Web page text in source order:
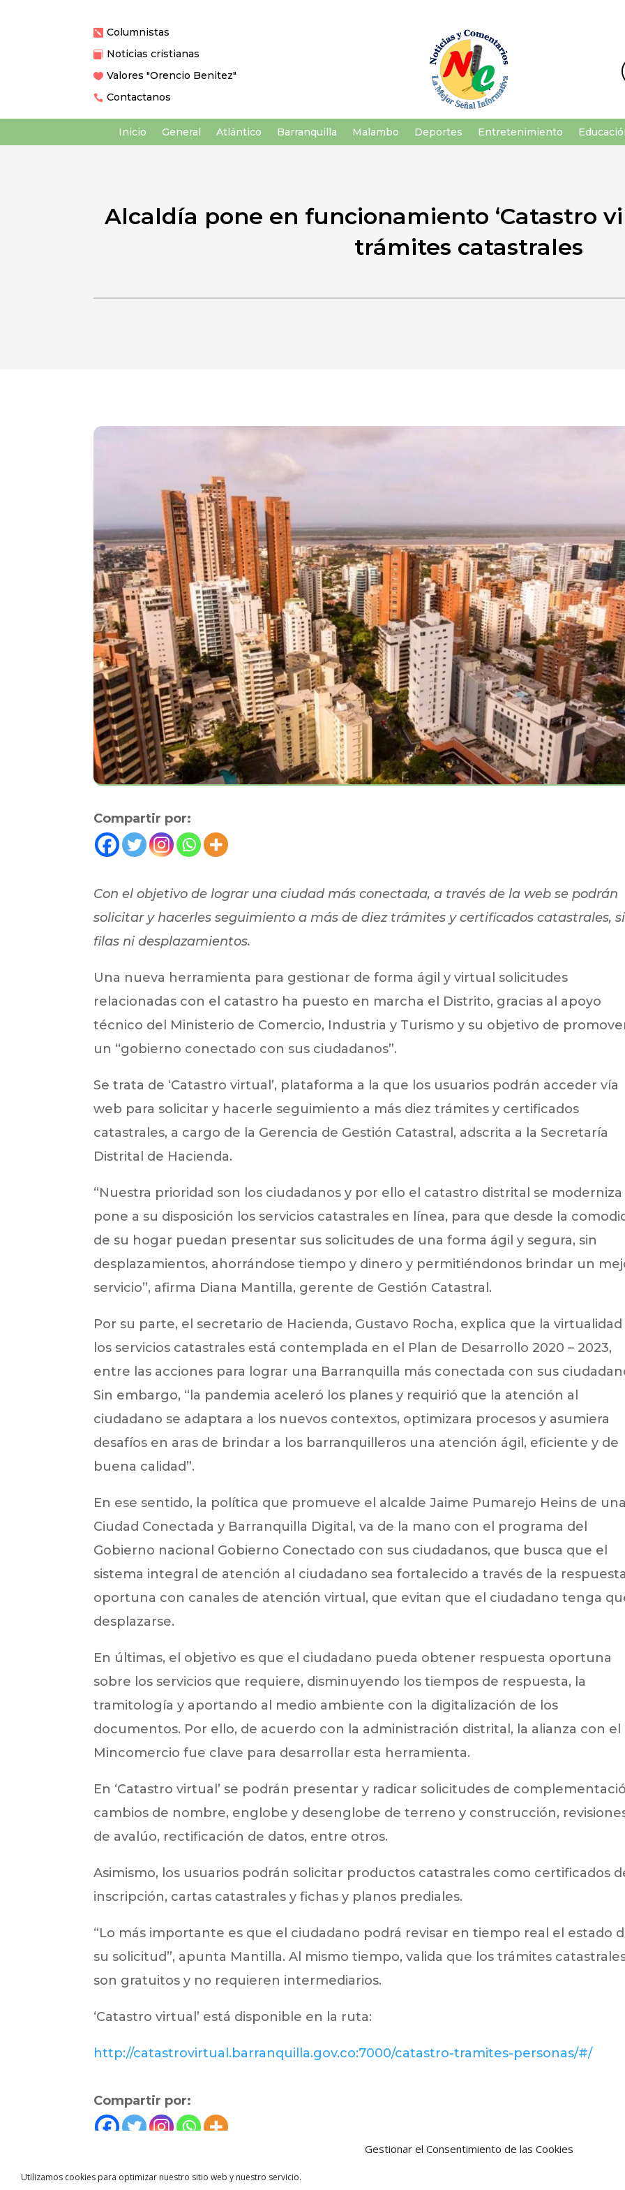
Gestionar el Consentimiento de las Cookies
Utilizamos cookies para optimizar nuestro sitio web y nuestro servicio.
 Columnistas
 Noticias cristianas
 Valores "Orencio Benitez"
 Contactanos
Inicio General Atlántico Barranquilla Malambo Deportes Entretenimiento
Alcaldía pone en funcionamiento ‘Catastro
trámites catastrales
Compartir por:
Con el objetivo de lograr una ciudad más conectada, a través de la web se podrán
solicitar y hacerles seguimiento a más de diez trámites y certificados catastrales,
filas ni desplazamientos.
Una nueva herramienta para gestionar de forma ágil y virtual solicitudes
relacionadas con el catastro ha puesto en marcha el Distrito, gracias al apoyo
técnico del Ministerio de Comercio, Industria y Turismo y su objetivo de
un “gobierno conectado con sus ciudadanos”.
Se trata de ‘Catastro virtual’, plataforma a la que los usuarios podrán acceder vía
web para solicitar y hacerle seguimiento a más diez trámites y certificados
catastrales, a cargo de la Gerencia de Gestión Catastral, adscrita a la Secretaría
Distrital de Hacienda.
“Nuestra prioridad son los ciudadanos y por ello el catastro distrital se moderniza
pone a su disposición los servicios catastrales en línea, para que desde la
de su hogar puedan presentar sus solicitudes de una forma ágil y segura, sin
desplazamientos, ahorrándose tiempo y dinero y permitiéndonos brindar un
servicio”, afirma Diana Mantilla, gerente de Gestión Catastral.
Por su parte, el secretario de Hacienda, Gustavo Rocha, explica que la
los servicios catastrales está contemplada en el Plan de Desarrollo 2020 – 2023,
entre las acciones para lograr una Barranquilla más conectada con sus
Sin embargo, “la pandemia aceleró los planes y requirió que la atención al
ciudadano se adaptara a los nuevos contextos, optimizara procesos y asumiera
desafíos en aras de brindar a los barranquilleros una atención ágil, eficiente y de
buena calidad”.
En ese sentido, la política que promueve el alcalde Jaime Pumarejo Heins de
Ciudad Conectada y Barranquilla Digital, va de la mano con el programa del
Gobierno nacional Gobierno Conectado con sus ciudadanos, que busca que el
sistema integral de atención al ciudadano sea fortalecido a través de la
oportuna con canales de atención virtual, que evitan que el ciudadano tenga
desplazarse.
En últimas, el objetivo es que el ciudadano pueda obtener respuesta oportuna
sobre los servicios que requiere, disminuyendo los tiempos de respuesta, la
tramitología y aportando al medio ambiente con la digitalización de los
documentos. Por ello, de acuerdo con la administración distrital, la alianza con el
Mincomercio fue clave para desarrollar esta herramienta.
En ‘Catastro virtual’ se podrán presentar y radicar solicitudes de
cambios de nombre, englobe y desenglobe de terreno y construcción,
de avalúo, rectificación de datos, entre otros.
Asimismo, los usuarios podrán solicitar productos catastrales como certificados
inscripción, cartas catastrales y fichas y planos prediales.
“Lo más importante es que el ciudadano podrá revisar en tiempo real el estado
su solicitud”, apunta Mantilla. Al mismo tiempo, valida que los trámites
son gratuitos y no requieren intermediarios.
‘Catastro virtual’ está disponible en la ruta:
http://catastrovirtual.barranquilla.gov.co:7000/catastro-tramites-personas/#/
Compartir por: